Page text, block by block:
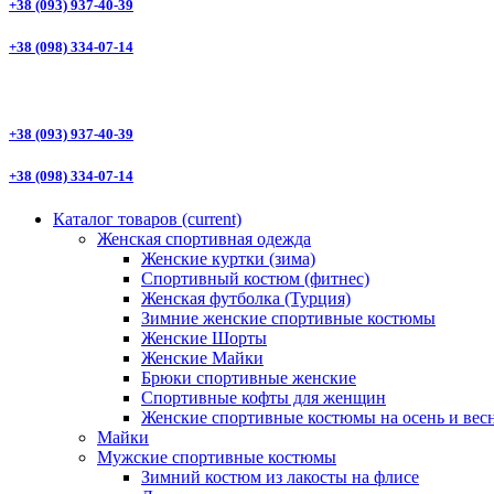
+38 (093) 937-40-39
+38 (098) 334-07-14
+38 (093) 937-40-39
+38 (098) 334-07-14
Каталог товаров (current)
Женская спортивная одежда
Женские куртки (зима)
Спортивный костюм (фитнес)
Женская футболка (Турция)
Зимние женские спортивные костюмы
Женские Шорты
Женские Майки
Брюки спортивные женские
Спортивные кофты для женщин
Женские спортивные костюмы на осень и
Майки
Мужские спортивные костюмы
Зимний костюм из лакосты на флисе